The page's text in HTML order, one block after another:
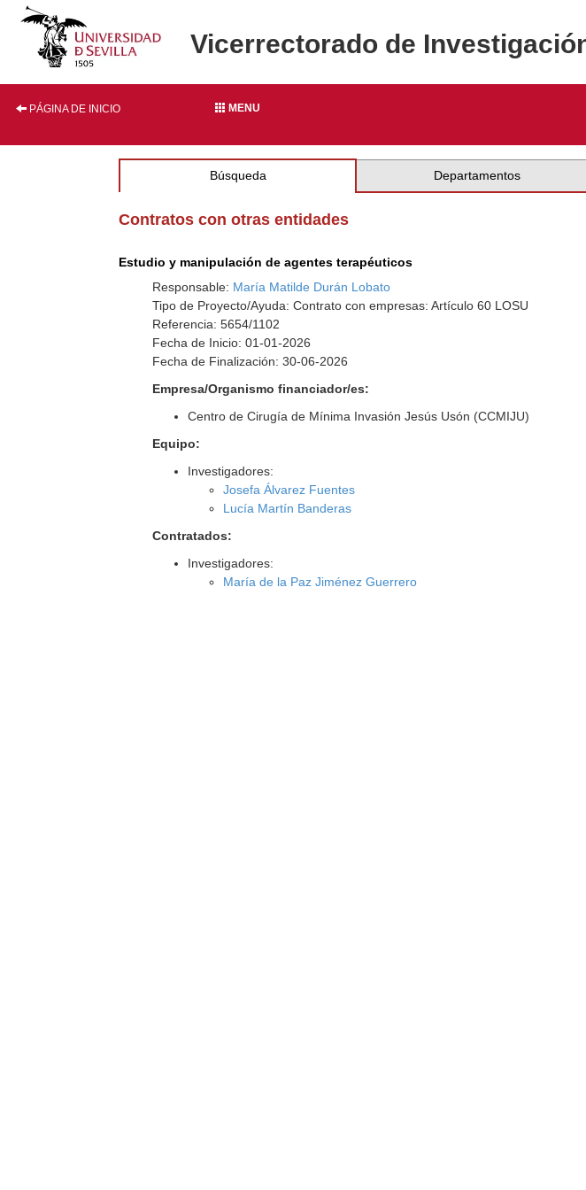
Vicerrectorado de
PÁGINA DE INICIO MENU
Búsqueda Departamentos
Contratos con otras entidades
Estudio y manipulación de agentes terapéuticos
Responsable: María Matilde Durán Lobato
Tipo de Proyecto/Ayuda: Contrato con empresas: Artículo 60 LOSU
Referencia: 5654/1102
Fecha de Inicio: 01-01-2026
Fecha de Finalización: 30-06-2026
Empresa/Organismo financiador/es:
Centro de Cirugía de Mínima Invasión Jesús Usón (CCMIJU)
Equipo:
Investigadores:
Josefa Álvarez Fuentes
Lucía Martín Banderas
Contratados:
Investigadores:
María de la Paz Jiménez Guerrero